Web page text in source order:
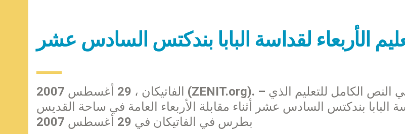
الأربعاء لقداسة البابا بندكتس السادس عشر
الفاتيكان ، 29 أغسطس 2007 (ZENIT.org). – ننشر في ما يلي النص الكامل للتعليم الذي
البابا بندكتس السادس عشر أثناء مقابلة الأربعاء العامة في ساحة القديس
بطرس في الفاتيكان في 29 أغسطس 2007